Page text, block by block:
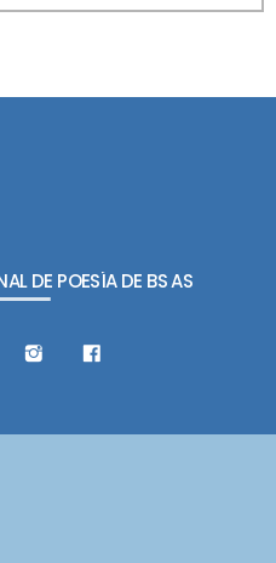
DE POESÍA DE BS AS